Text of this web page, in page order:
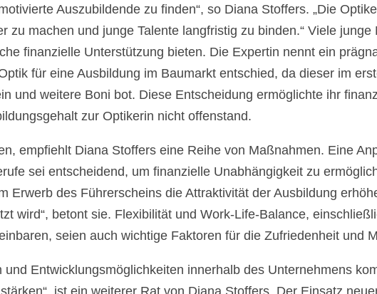
Auszubildende zu finden“, so Diana Stoffers. „Die
zu machen und junge Talente langfristig zu binden.“ Viele
finanzielle Unterstützung bieten. Die Expertin nennt ein
für eine Ausbildung im Baumarkt entschied, da dieser im
und weitere Boni bot. Diese Entscheidung ermöglichte ihr
zur Optikerin nicht offenstand.
empfiehlt Diana Stoffers eine Reihe von Maßnahmen. Eine
sei entscheidend, um finanzielle Unabhängigkeit zu
Erwerb des Führerscheins die Attraktivität der Ausbildung
wird“, betont sie. Flexibilität und Work-Life-Balance,
seien auch wichtige Faktoren für die Zufriedenheit und
Entwicklungsmöglichkeiten innerhalb des Unternehmens